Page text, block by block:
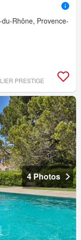
Rhône, Provence-
PRESTIGE
4 Photos